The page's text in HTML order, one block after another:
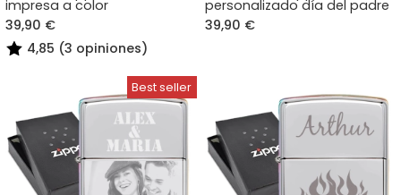
impresa a color
39,90 €
4,85 (3 opiniones)
personalizado día del padre
39,90 €